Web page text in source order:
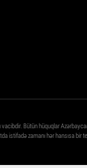
Bütün hüquqlar
istifadə zamanı hər hansısa